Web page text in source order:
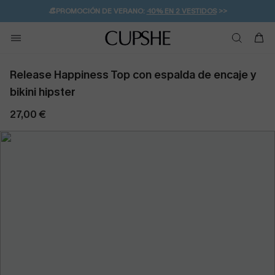
👒PROMOCIÓN DE VERANO: -10% EN 2 VESTIDOS>>
💌¡SUSCRIBIRSE & GANAR -10% EXTRA!
🚚ENVÍO GRATUITO A PARTIR DE 49 € >>
Release Happiness Top con espalda de encaje y
bikini hipster
27,00 €